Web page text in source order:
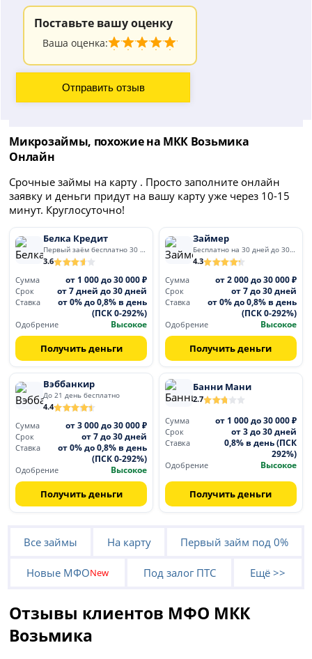
Поставьте вашу оценку
Ваша оценка:
Микрозаймы, похожие на МКК Возьмика
Онлайн
Срочные займы на карту . Просто заполните онлайн
заявку и деньги придут на вашу карту уже через 10-15
минут. Круглосуточно!
Белка Кредит
Первый заём бесплатно 30 дней
3.6
Сумма
от 1 000 до 30 000 ₽
Срок от 7 дней до 30 дней
Ставка
от 0% до 0,8% в день
(ПСК 0-292%)
Одобрение Высокое
Получить деньги
Займер
Бесплатно на 30 дней до 30 000
4.3
Сумма
от 2 000 до 30 000 ₽
Срок от 7 до 30 дней
Ставка
от 0% до 0,8% в день
(ПСК 0-292%)
Одобрение Высокое
Получить деньги
Вэббанкир
До 21 день бесплатно
4.4
Сумма
от 3 000 до 30 000 ₽
Срок от 7 до 30 дней
Ставка
от 0% до 0,8% в день
(ПСК 0-292%)
Одобрение Высокое
Получить деньги
Банни Мани
2.7
Сумма от 1 000 до 30 000 ₽
Срок от 3 до 30 дней
Ставка
0,8% в день (ПСК
292%)
Одобрение Высокое
Получить деньги
Все займы На карту Первый займ под 0%
Новые МФОNew Под залог ПТС Ещё >>
Отзывы клиентов МФО МКК
Возьмика